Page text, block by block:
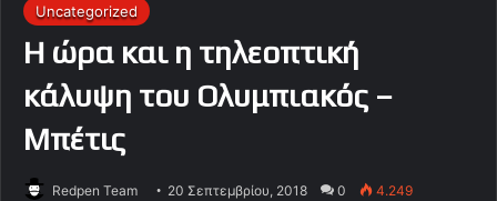
Uncategorized
Η ώρα και η τηλεοπτική
κάλυψη του Ολυμπιακός –
Μπέτις
Redpen Team 20 Σεπτεμβρίου, 2018 0 4.249